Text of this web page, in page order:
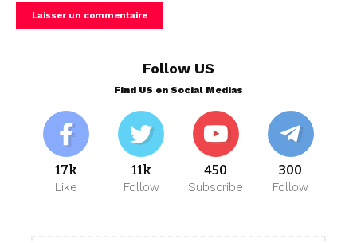
Follow US
Find US on Social Medias
17k
Like
11k
Follow
450
Subscribe
300
Follow